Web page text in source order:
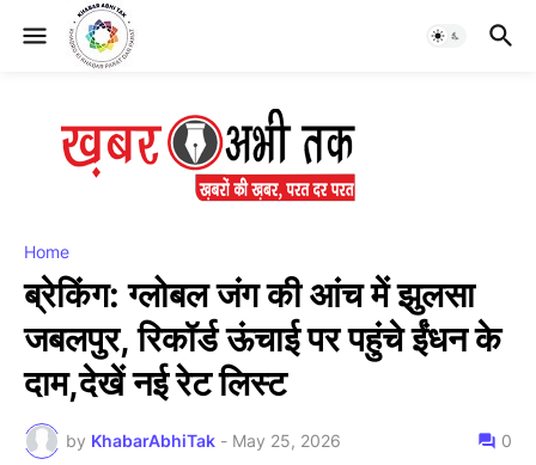
Home
ब्रेकिंग: ग्लोबल जंग की आंच में झुलसा
जबलपुर, रिकॉर्ड ऊंचाई पर पहुंचे ईंधन के
दाम,देखें नई रेट लिस्ट
by KhabarAbhiTak - May 25, 2026 0